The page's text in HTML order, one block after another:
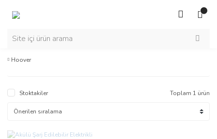
Hoover
Stoktakiler Toplam 1 ürün